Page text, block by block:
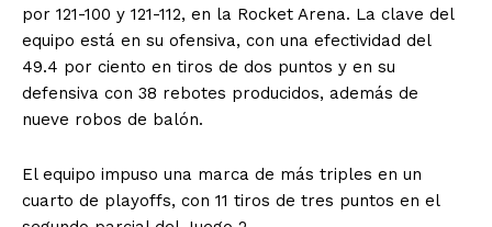
por 121-100 y 121-112, en la Rocket Arena. La clave del
equipo está en su ofensiva, con una efectividad del
49.4 por ciento en tiros de dos puntos y en su
defensiva con 38 rebotes producidos, además de
nueve robos de balón.
El equipo impuso una marca de más triples en un
cuarto de playoffs, con 11 tiros de tres puntos en el